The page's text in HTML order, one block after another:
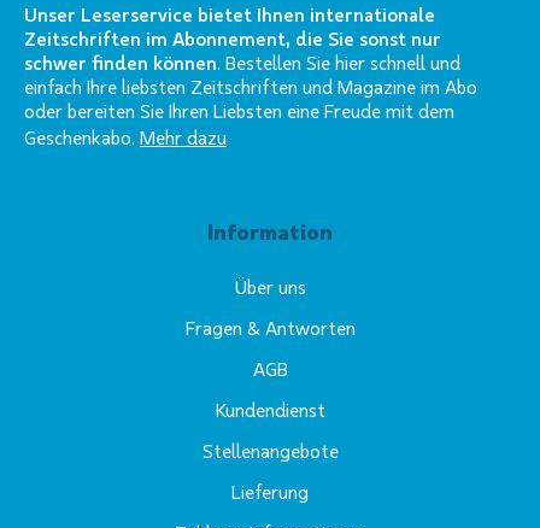
Unser Leserservice bietet Ihnen internationale
Zeitschriften im Abonnement, die Sie sonst nur
schwer finden können. Bestellen Sie hier schnell und
einfach Ihre liebsten Zeitschriften und Magazine im Abo
oder bereiten Sie Ihren Liebsten eine Freude mit dem
Geschenkabo. Mehr dazu
Information
Über uns
Fragen & Antworten
AGB
Kundendienst
Stellenangebote
Lieferung